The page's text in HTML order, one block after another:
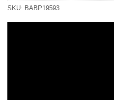
SKU: BABP19593